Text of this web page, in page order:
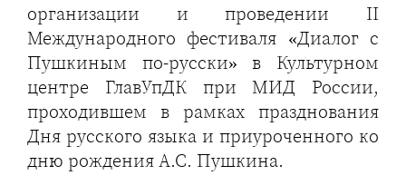
организации и проведении II
Международного фестиваля «Диалог с
Пушкиным по-русски» в Культурном
центре ГлавУпДК при МИД России,
проходившем в рамках празднования
Дня русского языка и приуроченного ко
дню рождения А.С. Пушкина.